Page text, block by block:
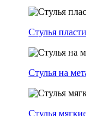
Стулья
Стулья на
Стулья